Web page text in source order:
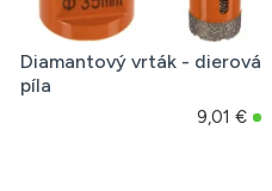
Diamantový vrták - dierová
píla
9,01 €